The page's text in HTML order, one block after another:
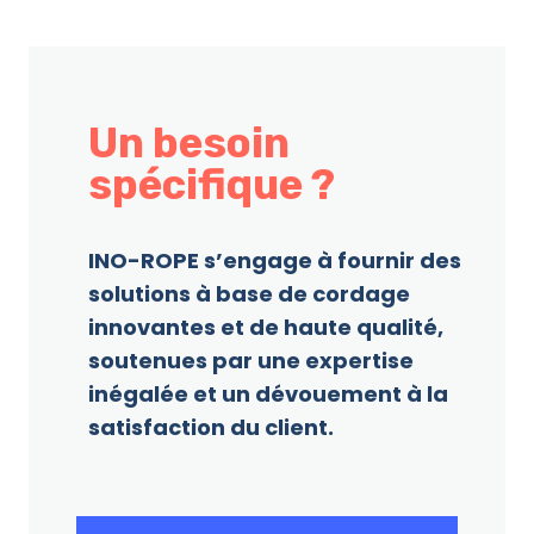
Un besoin
spécifique ?
INO-ROPE s’engage à fournir des
solutions à base de cordage
innovantes et de haute qualité,
soutenues par une expertise
inégalée et un dévouement à la
satisfaction du client.